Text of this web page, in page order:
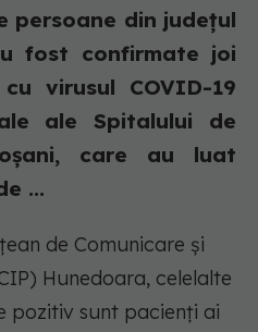
persoane din judeţul
fost confirmate joi
virusul COVID-19
ale Spitalului de
care au luat
...
de Comunicare şi
Hunedoara, celelalte
pozitiv sunt pacienţi ai